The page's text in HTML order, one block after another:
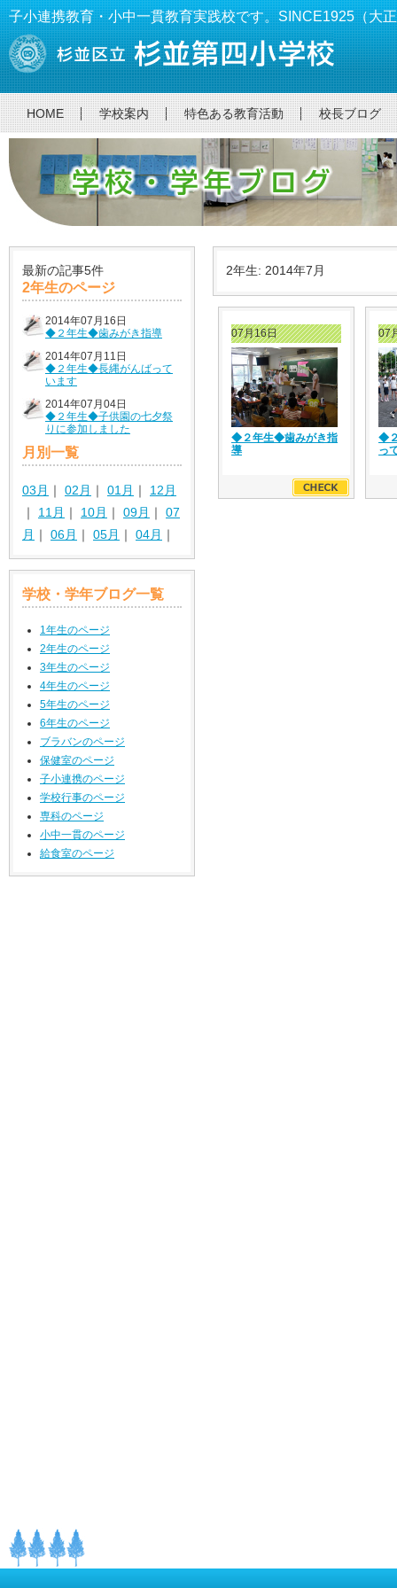
子小連携教育・小中一貫教育実践校です。SINCE1925（大
HOME 学校案内 特色ある教育活動 校長ブログ
最新の記事5件
2年生のページ
2014年07月16日
◆２年生◆歯みがき指導
2014年07月11日
◆２年生◆長縄がんばって
います
2014年07月04日
◆２年生◆子供園の七夕祭
りに参加しました
月別一覧
03月 ｜ 02月 ｜ 01月 ｜ 12月
｜ 11月 ｜ 10月 ｜ 09月 ｜ 07
月 ｜ 06月 ｜ 05月 ｜ 04月 ｜
学校・学年ブログ一覧
1年生のページ
2年生のページ
3年生のページ
4年生のページ
5年生のページ
6年生のページ
ブラバンのページ
保健室のページ
子小連携のページ
学校行事のページ
専科のページ
小中一貫のページ
給食室のページ
2年生: 2014年7月
07月16日
◆２年生◆歯みがき指
導
07
◆
っ